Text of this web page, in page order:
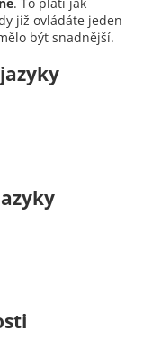
již ovládáte jeden
být snadnější.